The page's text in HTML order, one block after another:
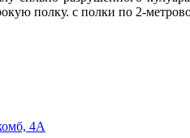
полку. с полки по 2-
4А